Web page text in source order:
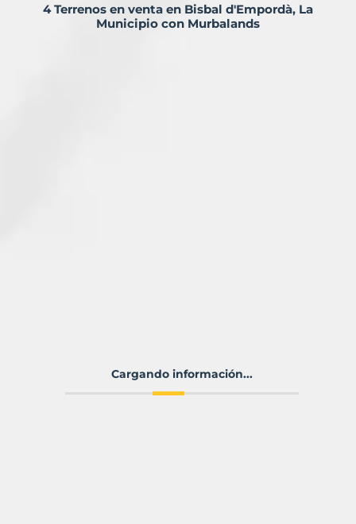
4 Terrenos en venta en Bisbal d'Empordà, La
Municipio con Murbalands
Cargando información...